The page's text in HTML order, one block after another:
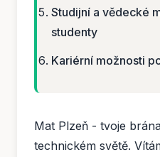
Studijní a vědecké
studenty
Kariérní možnosti
Mat Plzeň - tvoje
technickém světě.